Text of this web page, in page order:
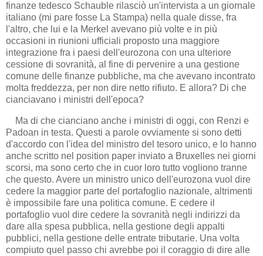
finanze tedesco Schauble rilasciò un'intervista a un giornale
italiano (mi pare fosse La Stampa) nella quale disse, fra
l'altro, che lui e la Merkel avevano più volte e in più
occasioni in riunioni ufficiali proposto una maggiore
integrazione fra i paesi dell'eurozona con una ulteriore
cessione di sovranità, al fine di pervenire a una gestione
comune delle finanze pubbliche, ma che avevano incontrato
molta freddezza, per non dire netto rifiuto. E allora? Di che
cianciavano i ministri dell'epoca?
Ma di che cianciano anche i ministri di oggi, con Renzi e
Padoan in testa. Questi a parole ovviamente si sono detti
d'accordo con l'idea del ministro del tesoro unico, e lo hanno
anche scritto nel position paper inviato a Bruxelles nei giorni
scorsi, ma sono certo che in cuor loro tutto vogliono tranne
che questo. Avere un ministro unico dell'eurozona vuol dire
cedere la maggior parte del portafoglio nazionale, altrimenti
è impossibile fare una politica comune. E cedere il
portafoglio vuol dire cedere la sovranità negli indirizzi da
dare alla spesa pubblica, nella gestione degli appalti
pubblici, nella gestione delle entrate tributarie. Una volta
compiuto quel passo chi avrebbe poi il coraggio di dire alle